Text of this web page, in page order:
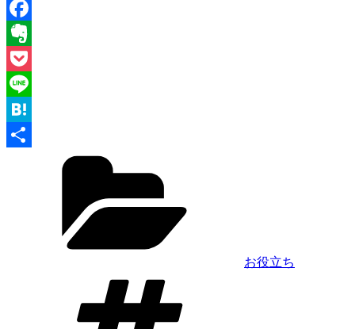
Twitter
Facebook
Evernote
Pocket
Line
Hatena
お役立ち